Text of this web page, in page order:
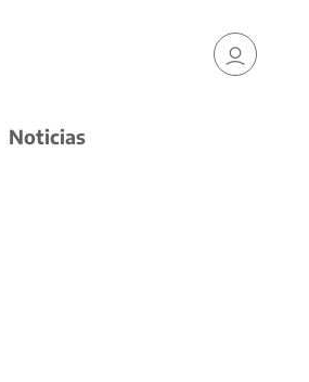
Noticias